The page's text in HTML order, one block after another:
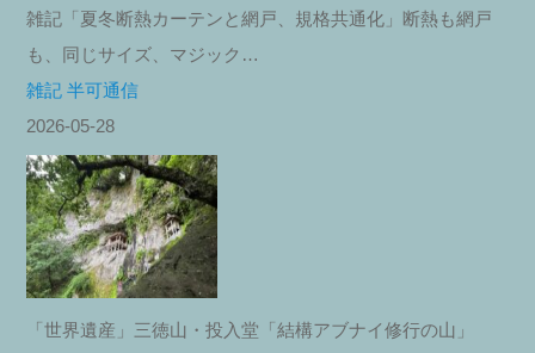
雑記「夏冬断熱カーテンと網戸、規格共通化」断熱も網戸
も、同じサイズ、マジック…
雑記 半可通信
2026-05-28
「世界遺産」三徳山・投入堂「結構アブナイ修行の山」